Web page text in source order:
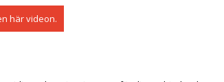
här videon.